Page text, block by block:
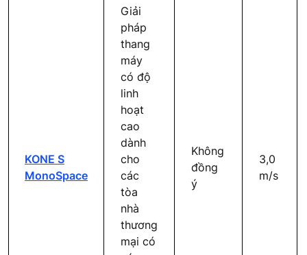
KONE S
MonoSpace
Giải
pháp
thang
máy
có độ
linh
hoạt
cao
dành
cho
các
tòa
nhà
thương
mại có
Không
đồng
ý
3,0
m/s